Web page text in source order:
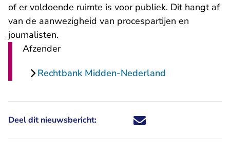
of er voldoende ruimte is voor publiek. Dit hangt af
van de aanwezigheid van procespartijen en
journalisten.
Afzender
Rechtbank Midden-Nederland
Deel dit nieuwsbericht: Deel dit nieuwsbericht via X -
Deel dit nieuwsbericht via
Deel dit nieuwsbericht
Deel dit